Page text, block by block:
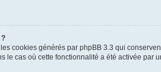
cookies générés par phpBB 3.3 qui
le cas où cette fonctionnalité a été activée